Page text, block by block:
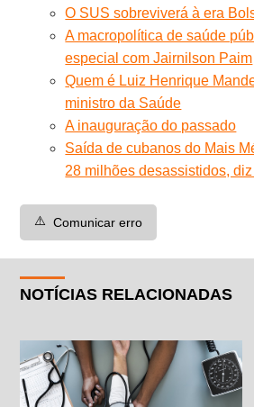
O SUS sobreviverá à era
A macropolítica de saúde
especial com Jairnilson Paim
Quem é Luiz Henrique
ministro da Saúde
A inauguração do passado
Saída de cubanos do Mais
28 milhões desassistidos, diz
⚠️ Comunicar erro
NOTÍCIAS RELACIONADAS